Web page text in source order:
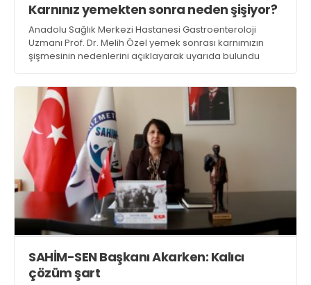
Karnınız yemekten sonra neden şişiyor?
Anadolu Sağlık Merkezi Hastanesi Gastroenteroloji
Uzmanı Prof. Dr. Melih Özel yemek sonrası karnımızın
şişmesinin nedenlerini açıklayarak uyarıda bulundu
SAHİM-SEN Başkanı Akarken: Kalıcı
çözüm şart
GÖZ HASTALIKLARI
SAĞLIK
GASTROENTEROLOJİ
GENEL CERRAHİ
SENDİKALAR
GÖGÜS HASTALIKLARI
DERMATOLOJİ
ENDOKRİNOLOJİ
NÖROLOJİ
ORTOPEDİ VE TRAVMATOLOJİ
DAHİLİYE
Web TV Galeri Yazarlar
sagliktabugun@gmail.com